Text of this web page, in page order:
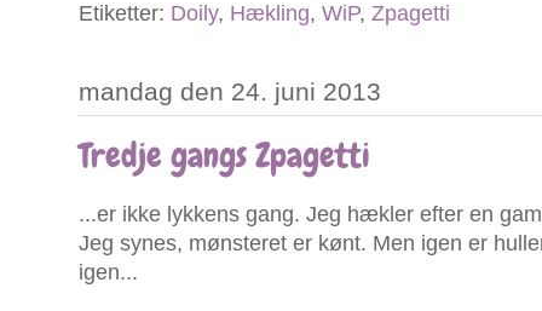
Etiketter: Doily, Hækling, WiP, Zpagetti
mandag den 24. juni 2013
Tredje gangs Zpagetti
...er ikke lykkens gang. Jeg hækler efter en
Jeg synes, mønsteret er kønt. Men igen er
igen...